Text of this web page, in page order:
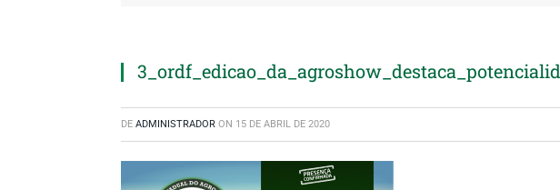
DE ADMINISTRADOR ON 15 DE ABRIL DE 2020